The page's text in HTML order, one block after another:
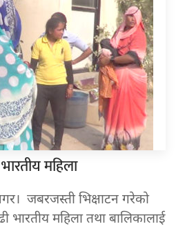
महिला
जबरजस्ती भिक्षाटन गरेको
भारतीय महिला तथा बालिकालाई